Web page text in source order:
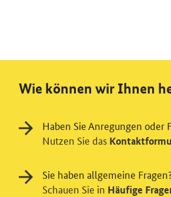
Wie können wir Ihnen
Haben Sie Anregungen oder
Nutzen Sie das
Sie haben allgemeine
Schauen Sie in Häufige